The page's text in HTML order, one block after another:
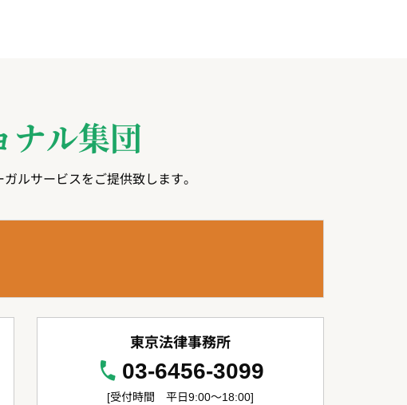
ナル集団
ルサービスをご提供致します。
東京法律事務所
03-6456-3099
[受付時間 平日9:00～18:00]